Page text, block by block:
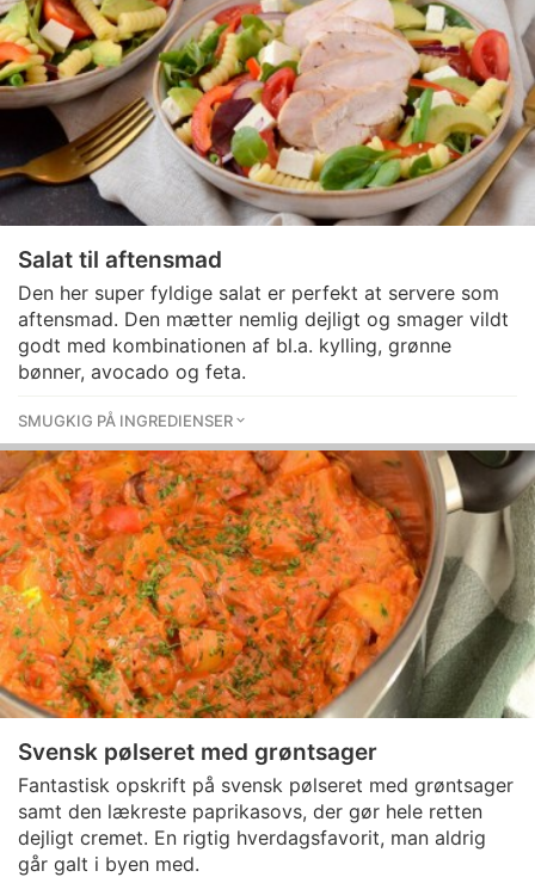
Salat til aftensmad
Den her super fyldige salat er perfekt at servere som
aftensmad. Den mætter nemlig dejligt og smager vildt
godt med kombinationen af bl.a. kylling, grønne
bønner, avocado og feta.
SMUGKIG PÅ INGREDIENSER
Svensk pølseret med grøntsager
Fantastisk opskrift på svensk pølseret med grøntsager
samt den lækreste paprikasovs, der gør hele retten
dejligt cremet. En rigtig hverdagsfavorit, man aldrig
går galt i byen med.